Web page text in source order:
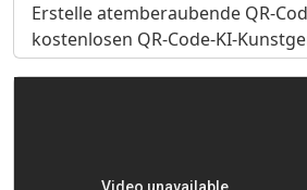
Erstelle atemberaubende QR-
kostenlosen QR-Code-KI-